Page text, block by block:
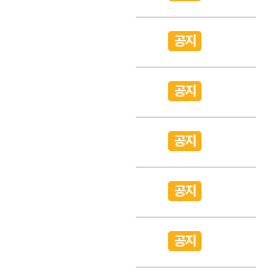
공지
공지
공지
공지
공지